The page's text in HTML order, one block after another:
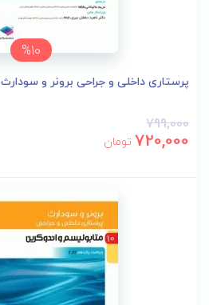
%10
پرستاری داخلی و جراحی برونر و سودارث 2022 جلد9 گوا...
799,000
720,000 تومان